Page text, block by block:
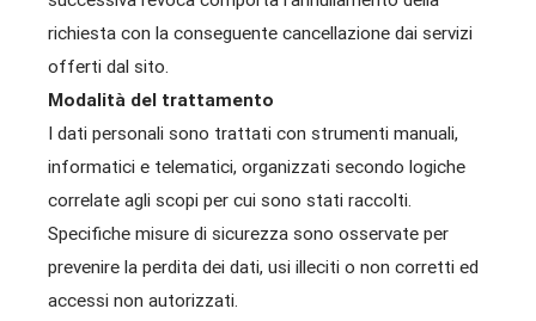
richiesta con la conseguente cancellazione dai servizi
offerti dal sito.
Modalità del trattamento
I dati personali sono trattati con strumenti manuali,
informatici e telematici, organizzati secondo logiche
correlate agli scopi per cui sono stati raccolti.
Specifiche misure di sicurezza sono osservate per
prevenire la perdita dei dati, usi illeciti o non corretti ed
accessi non autorizzati.